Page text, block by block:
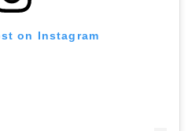
on Instagram